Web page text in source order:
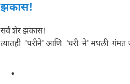
झकास!
सर्व शेर झकास!
त्यातही 'परीने' आणि 'घरी ने' मधली